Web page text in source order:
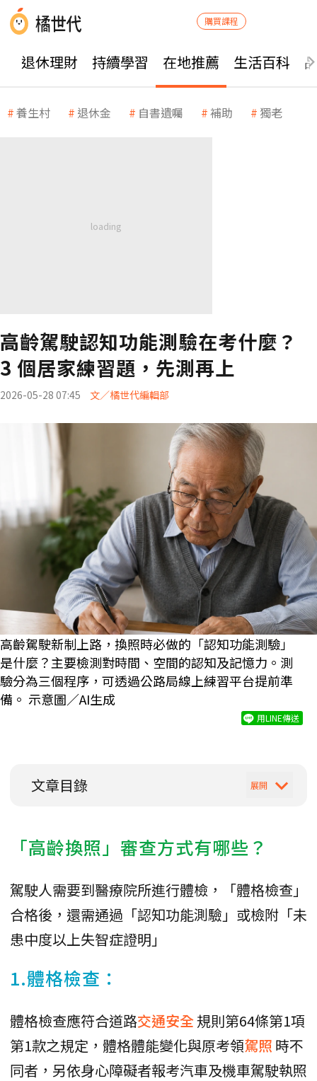
購買課程
退休理財 持續學習 在地推薦 生活百科
養生村 退休金 自書遺囑 補助 獨老
高齡駕駛認知功能測驗在考什麼？
3 個居家練習題，先測再上
2026-05-28 07:45 文／橘世代編輯部
高齡駕駛新制上路，換照時必做的「認知功能測驗」
是什麼？主要檢測對時間、空間的認知及記憶力。測
驗分為三個程序，可透過公路局線上練習平台提前準
備。 示意圖／AI生成
用LINE傳送
文章目錄
「高齡換照」審查方式有哪些？
駕駛人需要到醫療院所進行體檢，「體格檢查」
合格後，還需通過「認知功能測驗」或檢附「未
患中度以上失智症證明」
1.體格檢查：
體格檢查應符合道路交通安全規則第64條第1項
第1款之規定，體格體能變化與原考領駕照 時不
同者，另依身心障礙者報考汽車及機車駕駛執照